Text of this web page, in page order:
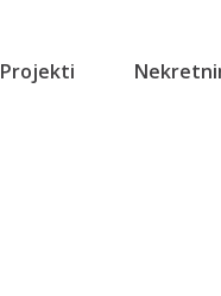
Projekti